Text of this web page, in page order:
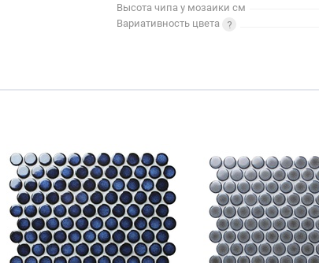
Высота чипа у мозаики см
Вариативность цвета